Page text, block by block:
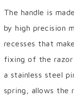
The handle is
by high precision
recesses that
fixing of the razor
a stainless steel
spring, allows the